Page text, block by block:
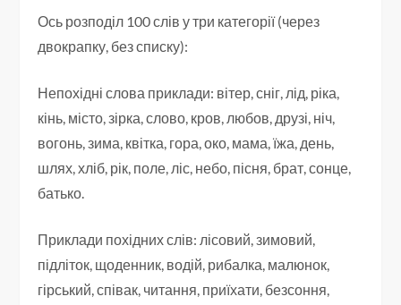
Ось розподіл 100 слів у три категорії (через
двокрапку, без списку):
Непохідні слова приклади: вітер, сніг, лід, ріка,
кінь, місто, зірка, слово, кров, любов, друзі, ніч,
вогонь, зима, квітка, гора, око, мама, їжа, день,
шлях, хліб, рік, поле, ліс, небо, пісня, брат, сонце,
батько.
Приклади похідних слів: лісовий, зимовий,
підліток, щоденник, водій, рибалка, малюнок,
гірський, співак, читання, приїхати, безсоння,